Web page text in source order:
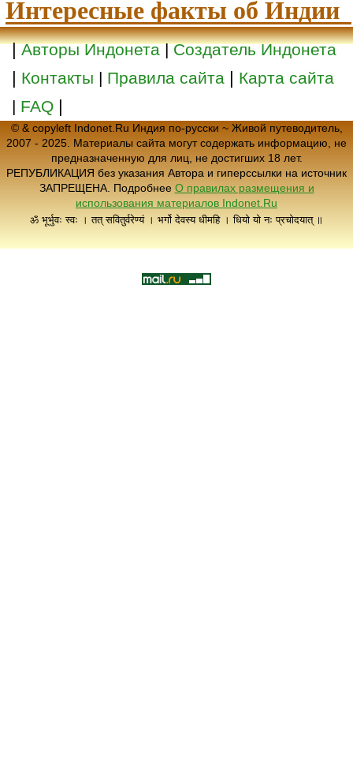
Интересные факты об Индии
|Авторы Индонета|Создатель Индонета
| Контакты | Правила сайта | Карта сайта
| FAQ |
© & copyleft Indonet.Ru Индия по-русски ~ Живой путеводитель,
2007 - 2025. Материалы сайта могут содержать информацию, не
предназначенную для лиц, не достигших 18 лет.
РЕПУБЛИКАЦИЯ без указания Автора и гиперссылки на источник
ЗАПРЕЩЕНА. Подробнее О правилах размещения и
использования материалов Indonet.Ru
ॐ भूर्भुवः स्वः । तत् सवितुर्वरेण्यं । भर्गो देवस्य धीमहि । धियो यो नः प्रचोदयात् ॥